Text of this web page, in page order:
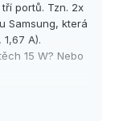
portů. Tzn. 2x
Samsung, která
A).
15 W? Nebo
2x USB-A, 1x